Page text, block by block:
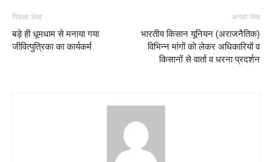
पिछला लेख
बड़े ही धूमधाम से मनाया गया
जीवित्पुत्रिका का कार्यकर्म
अगला लेख
भारतीय किसान यूनियन (अराजनैतिक)
विभिन्न मांगों को लेकर अधिकारियों व
किसानों से वार्ता व धरना प्रदर्शन